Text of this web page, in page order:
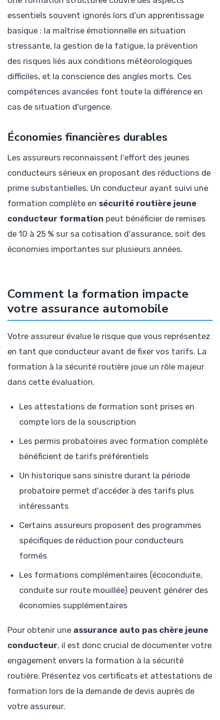
essentiels souvent ignorés lors d'un apprentissage
basique : la maîtrise émotionnelle en situation
stressante, la gestion de la fatigue, la prévention
des risques liés aux conditions météorologiques
difficiles, et la conscience des angles morts. Ces
compétences avancées font toute la différence en
cas de situation d'urgence.
Économies financières durables
Les assureurs reconnaissent l'effort des jeunes
conducteurs sérieux en proposant des réductions de
prime substantielles. Un conducteur ayant suivi une
formation complète en sécurité routière jeune
conducteur formation peut bénéficier de remises
de 10 à 25 % sur sa cotisation d'assurance, soit des
économies importantes sur plusieurs années.
Comment la formation impacte
votre assurance automobile
Votre assureur évalue le risque que vous représentez
en tant que conducteur avant de fixer vos tarifs. La
formation à la sécurité routière joue un rôle majeur
dans cette évaluation.
Les attestations de formation sont prises en
compte lors de la souscription
Les permis probatoires avec formation complète
bénéficient de tarifs préférentiels
Un historique sans sinistre durant la période
probatoire permet d'accéder à des tarifs plus
intéressants
Certains assureurs proposent des programmes
spécifiques de réduction pour conducteurs
formés
Les formations complémentaires (écoconduite,
conduite sur route mouillée) peuvent générer des
économies supplémentaires
Pour obtenir une assurance auto pas chère jeune
conducteur, il est donc crucial de documenter votre
engagement envers la formation à la sécurité
routière. Présentez vos certificats et attestations de
formation lors de la demande de devis auprès de
votre assureur.